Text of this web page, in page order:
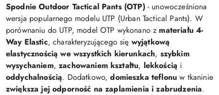
Spodnie Outdoor Tactical Pants (OTP)- unowocześniona
wersja popularnego modelu UTP (Urban Tactical Pants). W
porównaniu do UTP, model OTP wykonano z materiału 4-
Way Elastic, charakteryzującego się wyjątkową
elastycznością we wszystkich kierunkach, szybkim
wysychaniem,zachowaniem kształtu, lekkością i
oddychalnością. Dodatkowo,domieszka teflonu w tkaninie
zwiększa jej odporność na zaplamienia i zabrudzenia.